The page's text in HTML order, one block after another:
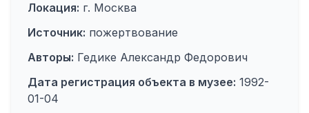
Локация: г. Москва
Источник: пожертвование
Авторы: Гедике Александр Федорович
Дата регистрация объекта в музее: 1992-
01-04